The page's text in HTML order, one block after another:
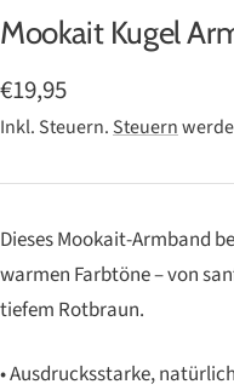
Mookait Kugel
Angebotspreis
€19,95
Inkl. Steuern. Steuern
Dieses Mookait-Armband
warmen Farbtöne – von
tiefem Rotbraun.
• Ausdrucksstarke,